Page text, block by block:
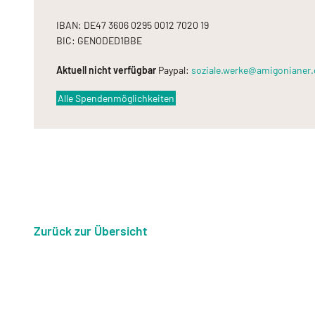
IBAN: DE47 3606 0295 0012 7020 19
BIC: GENODED1BBE
Aktuell nicht verfügbarPaypal:
Alle Spendenmöglichkeiten
Zurück zur Übersicht